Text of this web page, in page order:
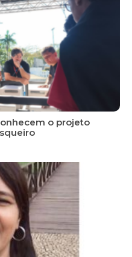
o projeto